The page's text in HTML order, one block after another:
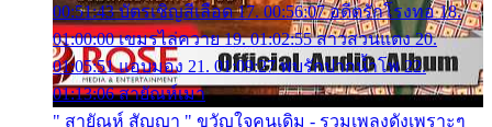
00:51:43 บัตรเชิญสีเลือด 17. 00:56:07 อดีตรักโรงทอ 18.
01:00:00 เขมรไล่ควาย 19. 01:02:55 สาวสวนแตง 20.
01:05:51 แอบมอง 21. 01:09:27 พบรักปากน้ำโพ 22.
01:13:06 สายัณห์เมา
" สายัณห์ สัญญา " ขวัญใจคนเดิม - รวมเพลงดังเพราะๆ